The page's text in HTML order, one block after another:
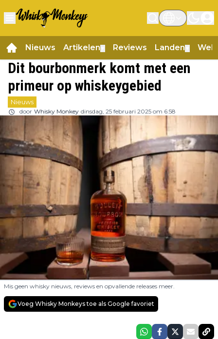
Nieuws Artikelen Reviews Landen
Dit bourbonmerk komt met een
primeur op whiskeygebied
Nieuws
door Whisky Monkey dinsdag, 25 februari 2025 om 6:58
Mis geen whisky nieuws, reviews en opvallende releases meer.
Voeg Whisky Monkeys toe als Google favoriet